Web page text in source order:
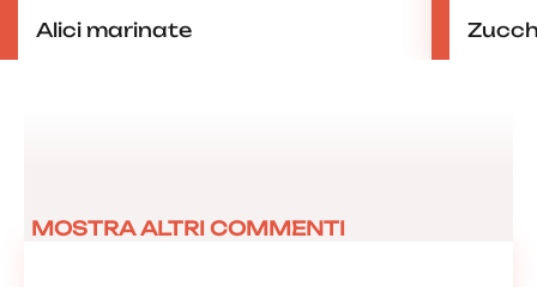
Alici marinate
MOSTRA ALTRI COMMENTI